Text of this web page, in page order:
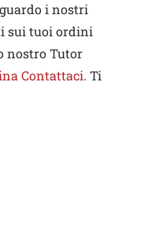
i nostri
sui tuoi ordini
nostro Tutor
Contattaci. Ti